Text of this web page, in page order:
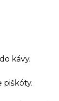
kávy.
piškóty.